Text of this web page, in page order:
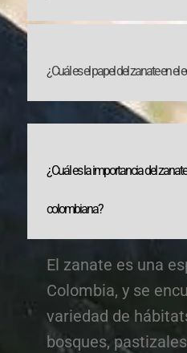
¿Cuál es el papel del zanate en el
¿Cuál es la importancia del
colombiana?
El zanate es una
Colombia, y se
variedad de
bosques,